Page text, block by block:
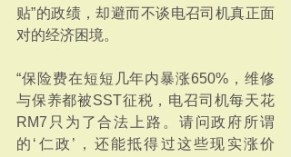
贴”的政绩，却避而不谈电召司机真正面
对的经济困境。
“保险费在短短几年内暴涨650%，维修
与保养都被SST征税，电召司机每天花
RM7只为了合法上路。请问政府所谓
的‘仁政’，还能抵得过这些现实涨价